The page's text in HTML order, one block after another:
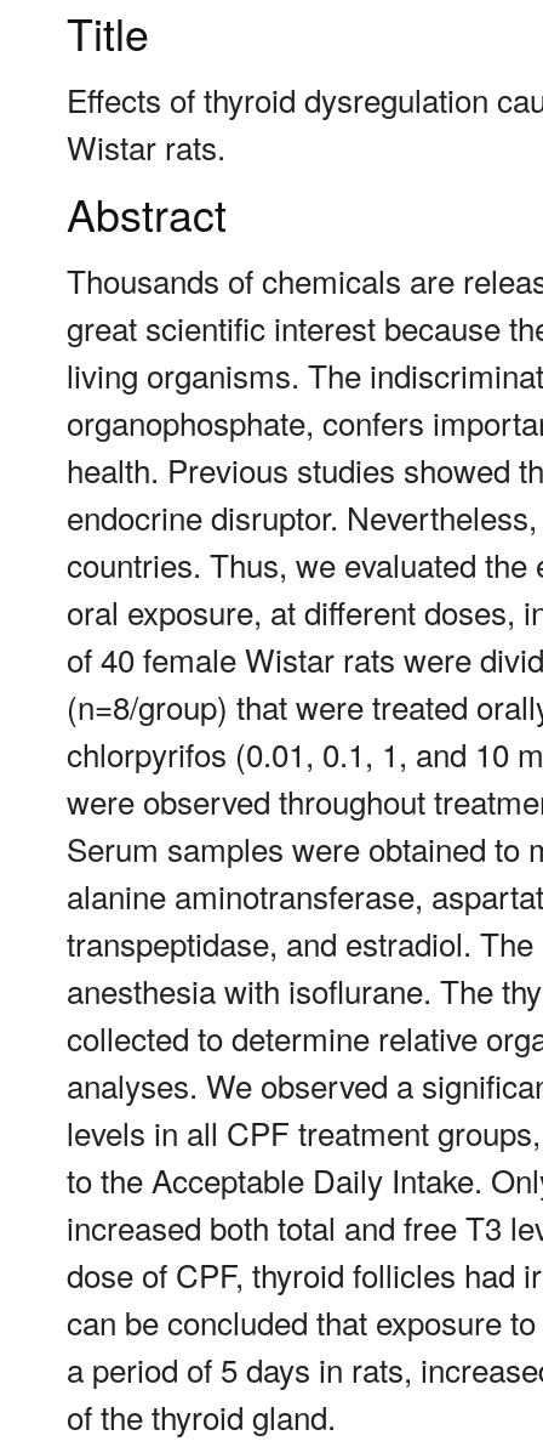
Title
Effects of thyroid dysregulation
Wistar rats.
Abstract
Thousands of chemicals are
great scientific interest because
living organisms. The
organophosphate, confers
health. Previous studies showed
endocrine disruptor.
countries. Thus, we evaluated
oral exposure, at different doses,
of 40 female Wistar rats were
(n=8/group) that were treated
chlorpyrifos (0.01, 0.1, 1, and 10
were observed throughout
Serum samples were obtained to
alanine aminotransferase,
transpeptidase, and estradiol.
anesthesia with isoflurane. The
collected to determine relative
analyses. We observed a
levels in all CPF treatment
to the Acceptable Daily Intake.
increased both total and free T3
dose of CPF, thyroid follicles had
can be concluded that exposure
a period of 5 days in rats,
of the thyroid gland.